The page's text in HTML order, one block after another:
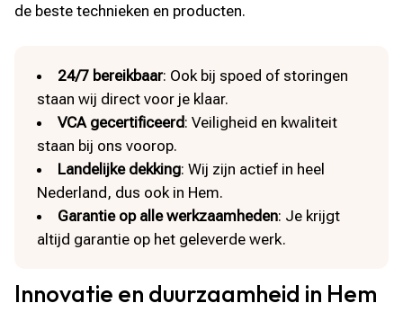
de beste technieken en producten.
24/7 bereikbaar: Ook bij spoed of storingen
staan wij direct voor je klaar.
VCA gecertificeerd: Veiligheid en kwaliteit
staan bij ons voorop.
Landelijke dekking: Wij zijn actief in heel
Nederland, dus ook in Hem.
Garantie op alle werkzaamheden: Je krijgt
altijd garantie op het geleverde werk.
Innovatie en duurzaamheid in Hem